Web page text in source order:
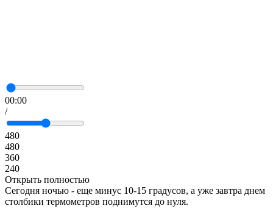
00:00
/
480
480
360
240
Открыть полностью
Сегодня ночью - еще минус 10-15 градусов, а уже завтра днем
столбики термометров поднимутся до нуля.